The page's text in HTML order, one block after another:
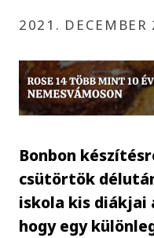
2021. DECEMBER
Bonbon
csütörtök
iskola kis diákjai
hogy egy